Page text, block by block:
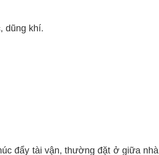
dũng khí.
đẩy tài vận, thường đặt ở giữa nhà